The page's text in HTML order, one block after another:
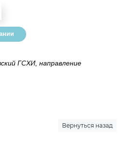
ГСХИ, направление
Вернуться назад